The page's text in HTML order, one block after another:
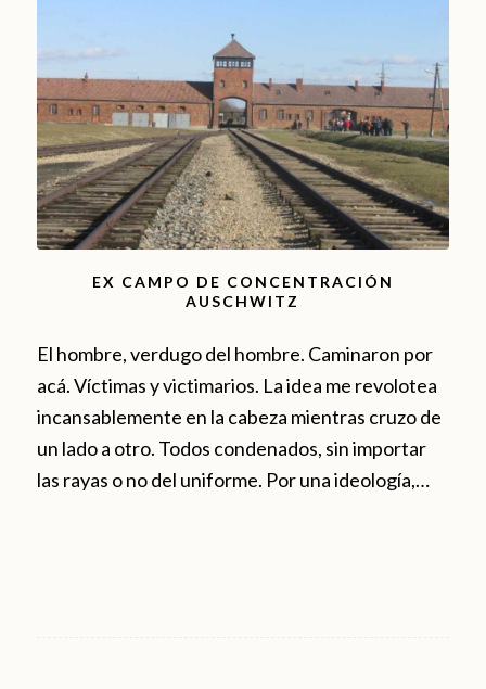
EX CAMPO DE CONCENTRACIÓN
AUSCHWITZ
El hombre, verdugo del hombre. Caminaron por
acá. Víctimas y victimarios. La idea me revolotea
incansablemente en la cabeza mientras cruzo de
un lado a otro. Todos condenados, sin importar
las rayas o no del uniforme. Por una ideología,…